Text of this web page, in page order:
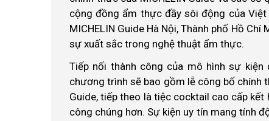
cộng đồng ẩm thực đầy sôi động của
MICHELIN Guide Hà Nội, Thành phố Hồ
sự xuất sắc trong nghệ thuật ẩm thực.
Tiếp nối thành công của mô hình sự
chương trình sẽ bao gồm lễ công bố chính
Guide, tiếp theo là tiệc cocktail cao cấp
công chúng hơn. Sự kiện uy tín mang tính